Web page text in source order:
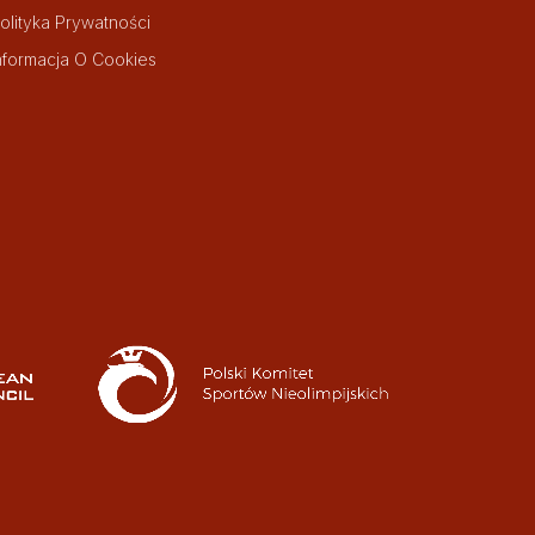
Prywatności
O Cookies